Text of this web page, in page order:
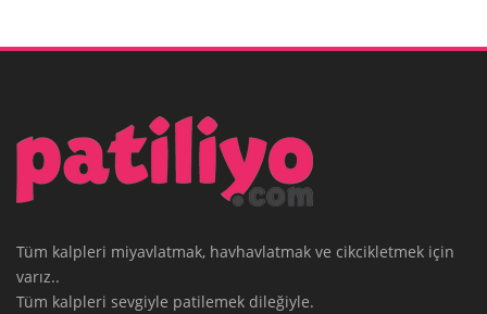
Tüm kalpleri miyavlatmak, havhavlatmak ve cikcikletmek için
varız..
Tüm kalpleri sevgiyle patilemek dileğiyle.